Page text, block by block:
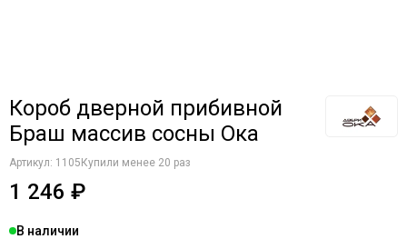
Короб дверной прибивной
Браш массив сосны Ока
Артикул: 1105 Купили менее 20 раз
1 246 ₽
В наличии